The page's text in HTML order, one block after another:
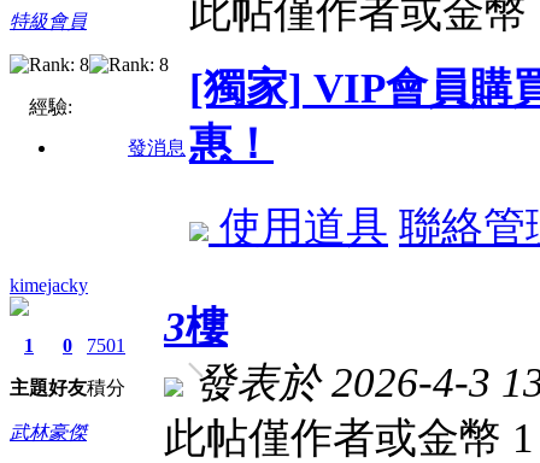
特級會員
經驗:
發消息
此帖僅作者或金
[獨家] VIP會員購
惠！
使用道具 聯絡管
kimejacky
1
主題
0
好友
7501
積分
武林豪傑
3樓
發表於 2026-4-3
此帖僅作者或金幣